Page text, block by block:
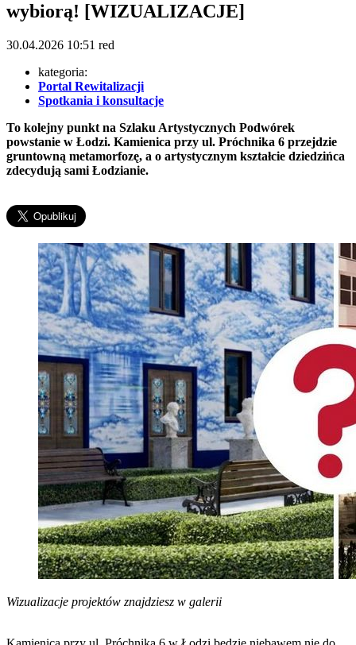
wybiorą! [WIZUALIZACJE]
30.04.2026 10:51 red
kategoria:
Portal Rewitalizacji
Spotkania i konsultacje
To kolejny punkt na Szlaku Artystycznych Podwórek
powstanie w Łodzi. Kamienica przy ul. Próchnika 6 przejdzie
gruntowną metamorfozę, a o artystycznym kształcie dziedzińca
zdecydują sami Łodzianie.
Wizualizacje projektów znajdziesz w galerii